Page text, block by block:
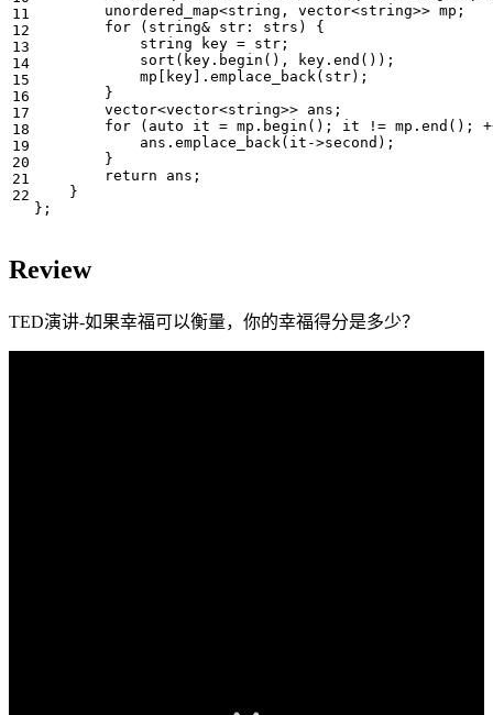
unordered_map<string , vector<string>> mp ;
for
( string& str : strs )
{
string
key = str ;
sort ( key . begin (), key . end ());
mp [ key]. emplace_back ( str);
}
vector<vector<string>> ans ;
for
( auto it = mp . begin (); it != mp . end ();
ans . emplace_back ( it ->second );
}
return
ans ;
}
};
Review
TED演讲-如果幸福可以衡量，你的幸福得分是多少？